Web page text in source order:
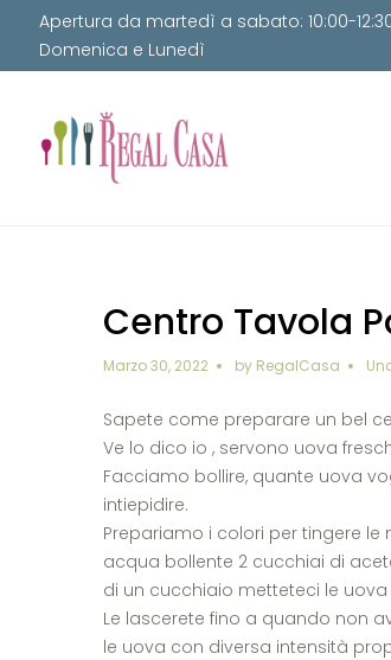
Apertura da martedì a sabato: 10:00-12:30
Domenica e Lunedì
Centro Tavola
Marzo 30, 2022 by RegalCasa
Sapete come preparare un bel
Ve lo dico io , servono uova
Facciamo bollire, quante uova
intiepidire.
Prepariamo i colori per tingere
acqua bollente 2 cucchiai di
di un cucchiaio metteteci le
Le lascerete fino a quando non
le uova con diversa intensità